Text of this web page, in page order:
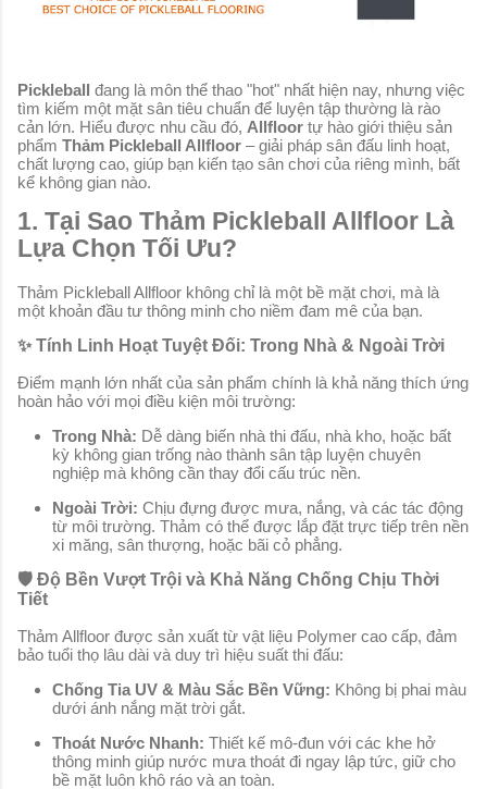
Pickleball đang là môn thể thao "hot" nhất hiện nay, nhưng việc
tìm kiếm một mặt sân tiêu chuẩn để luyện tập thường là rào
cản lớn. Hiểu được nhu cầu đó, Allfloor tự hào giới thiệu sản
phẩm Thảm Pickleball Allfloor – giải pháp sân đấu linh hoạt,
chất lượng cao, giúp bạn kiến tạo sân chơi của riêng mình, bất
kể không gian nào.
1. Tại Sao Thảm Pickleball Allfloor Là
Lựa Chọn Tối Ưu?
Thảm Pickleball Allfloor không chỉ là một bề mặt chơi, mà là
một khoản đầu tư thông minh cho niềm đam mê của bạn.
✨ Tính Linh Hoạt Tuyệt Đối: Trong Nhà & Ngoài Trời
Điểm mạnh lớn nhất của sản phẩm chính là khả năng thích ứng
hoàn hảo với mọi điều kiện môi trường:
Trong Nhà: Dễ dàng biến nhà thi đấu, nhà kho, hoặc bất
kỳ không gian trống nào thành sân tập luyện chuyên
nghiệp mà không cần thay đổi cấu trúc nền.
Ngoài Trời: Chịu đựng được mưa, nắng, và các tác động
từ môi trường. Thảm có thể được lắp đặt trực tiếp trên nền
xi măng, sân thượng, hoặc bãi cỏ phẳng.
🛡️ Độ Bền Vượt Trội và Khả Năng Chống Chịu Thời
Tiết
Thảm Allfloor được sản xuất từ vật liệu Polymer cao cấp, đảm
bảo tuổi thọ lâu dài và duy trì hiệu suất thi đấu:
Chống Tia UV & Màu Sắc Bền Vững: Không bị phai màu
dưới ánh nắng mặt trời gắt.
Thoát Nước Nhanh: Thiết kế mô-đun với các khe hở
thông minh giúp nước mưa thoát đi ngay lập tức, giữ cho
bề mặt luôn khô ráo và an toàn.